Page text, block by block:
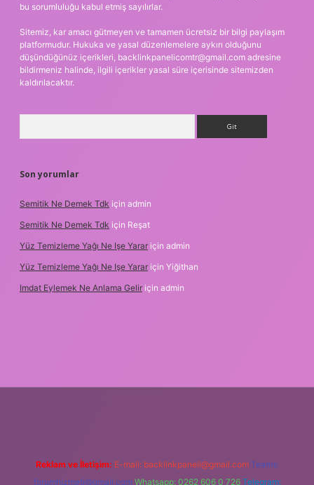
bu sorumluluğu kabul etmiş sayılırlar.
Sitemiz, kar amacı gütmeyen ve tamamen ücretsiz bir bilgi paylaşım
platformudur. Hukuka ve yasal düzenlemelere aykırı olduğunu
düşündüğünüz içerikleri, backlinkpanelicomtr@gmail.com adresine
bildirmeniz halinde, ilgili içerikler yasal süre içerisinde sitemizden
kaldırılacaktır.
Son yorumlar
Semitik Ne Demek Tdk için admin
Semitik Ne Demek Tdk için Reşat
Yüz Temizleme Yağı Ne Işe Yarar için admin
Yüz Temizleme Yağı Ne Işe Yarar için Yiğithan
Imdat Eylemek Ne Anlama Gelir için admin
Reklam ve İletişim: E-mail: backlinkpaneli@gmail.com Teams:
forumhizmeti@gmail.com Whatsapp: 0262 606 0 726 Telegram: